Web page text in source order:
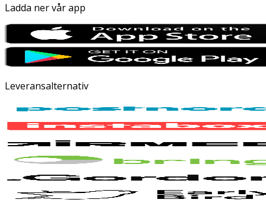
Ladda ner vår app
Leveransalternativ